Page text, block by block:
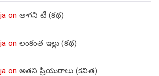
on తాగని టీ (కథ)
on లంకంత ఇల్లు (కథ)
on అతని ప్రియురాలు (కవిత)